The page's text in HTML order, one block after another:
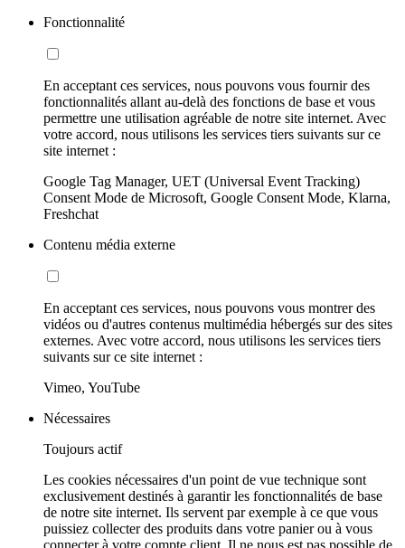
Fonctionnalité
En acceptant ces services, nous pouvons vous fournir des
fonctionnalités allant au-delà des fonctions de base et vous
permettre une utilisation agréable de notre site internet. Avec
votre accord, nous utilisons les services tiers suivants sur ce
site internet :
Google Tag Manager, UET (Universal Event Tracking)
Consent Mode de Microsoft, Google Consent Mode, Klarna,
Freshchat
Contenu média externe
En acceptant ces services, nous pouvons vous montrer des
vidéos ou d'autres contenus multimédia hébergés sur des sites
externes. Avec votre accord, nous utilisons les services tiers
suivants sur ce site internet :
Vimeo, YouTube
Nécessaires
Toujours actif
Les cookies nécessaires d'un point de vue technique sont
exclusivement destinés à garantir les fonctionnalités de base
de notre site internet. Ils servent par exemple à ce que vous
puissiez collecter des produits dans votre panier ou à vous
connecter à votre compte client. Il ne nous est pas possible de